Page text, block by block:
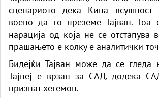
сценариото дека Кина всушност
воено да го преземе Тајван. Тоа
нарација од која не се отстапува
прашањето е колку е аналитички
Бидејќи Тајван може да се гледа
Тајпеј е врзан за САД, додека
признат хегемон.